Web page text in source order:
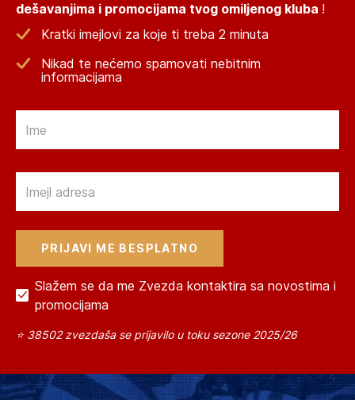
dešavanjima i promocijama tvog omiljenog kluba !
Kratki imejlovi za koje ti treba 2 minuta
Nikad te nećemo spamovati nebitnim
informacijama
Slažem se da me Zvezda kontaktira sa novostima i
promocijama
⭐ 38502 zvezdaša se prijavilo u toku sezone 2025/26